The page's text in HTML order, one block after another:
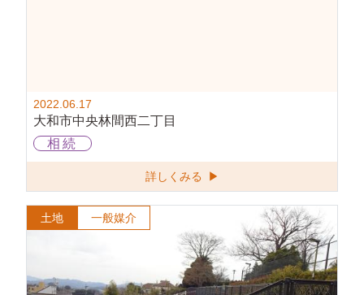
2022.06.17
大和市中央林間西二丁目
相続
詳しくみる ▶
土地 一般媒介